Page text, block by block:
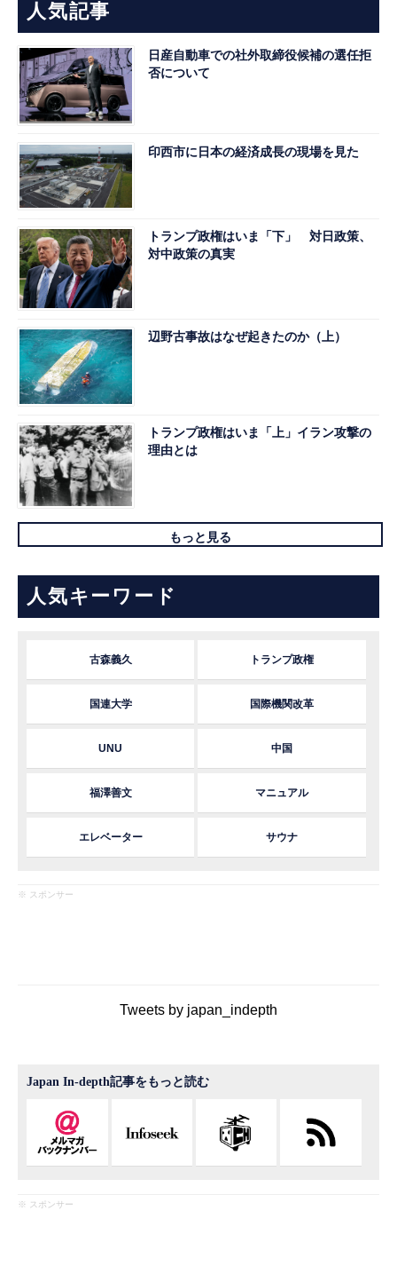
人気記事
日産自動車での社外取締役候補の選任拒
否について
印西市に日本の経済成長の現場を見た
トランプ政権はいま「下」 対日政策、
対中政策の真実
辺野古事故はなぜ起きたのか（上）
トランプ政権はいま「上」イラン攻撃の
理由とは
もっと見る
人気キーワード
古森義久 トランプ政権
国連大学 国際機関改革
UNU 中国
福澤善文 マニュアル
エレベーター サウナ
※ スポンサー
Tweets by japan_indepth
Japan In-depth記事をもっと読む
※ スポンサー